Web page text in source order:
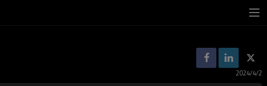
2024/4/2